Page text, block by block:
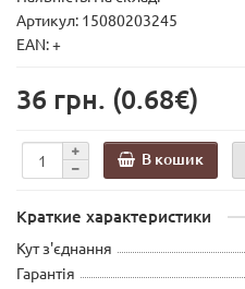
Артикул: 15080203245
EAN: +
36 грн. (0.68€)
В кошик
Краткие характеристики
Кут з'єднання
Гарантія